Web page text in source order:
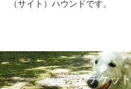
（サイト）ハウンドです。
前売りチケッ